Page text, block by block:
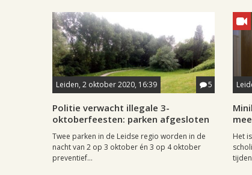
Leiden, 2 oktober 2020, 16:39 5
Politie verwacht illegale 3-
oktoberfeesten: parken afgesloten
Twee parken in de Leidse regio worden in de
nacht van 2 op 3 oktober én 3 op 4 oktober
preventief...
Het